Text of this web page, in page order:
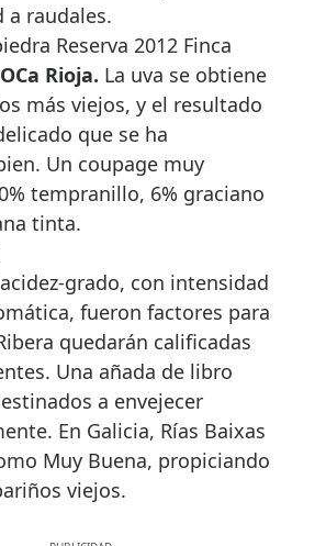
a raudales.
Reserva 2012 Finca
Rioja. La uva se obtiene
más viejos, y el resultado
que se ha
Un coupage muy
tempranillo, 6% graciano
tinta.
grado, con intensidad
fueron factores para
quedarán calificadas
Una añada de libro
a envejecer
En Galicia, Rías Baixas
Muy Buena, propiciando
viejos.